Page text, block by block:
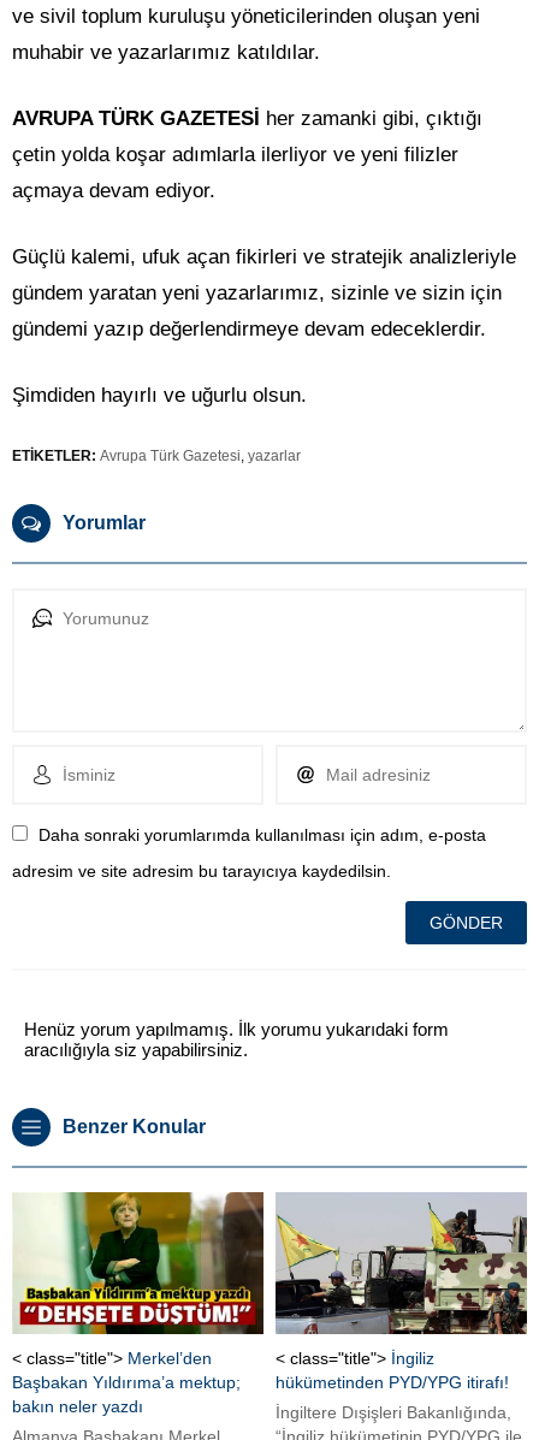
ve sivil toplum kuruluşu yöneticilerinden oluşan yeni
muhabir ve yazarlarımız katıldılar.
AVRUPA TÜRK GAZETESİ her zamanki gibi, çıktığı
çetin yolda koşar adımlarla ilerliyor ve yeni filizler
açmaya devam ediyor.
Güçlü kalemi, ufuk açan fikirleri ve stratejik analizleriyle
gündem yaratan yeni yazarlarımız, sizinle ve sizin için
gündemi yazıp değerlendirmeye devam edeceklerdir.
Şimdiden hayırlı ve uğurlu olsun.
ETİKETLER: Avrupa Türk Gazetesi, yazarlar
Yorumlar
Daha sonraki yorumlarımda kullanılması için adım, e-posta
adresim ve site adresim bu tarayıcıya kaydedilsin.
Henüz yorum yapılmamış. İlk yorumu yukarıdaki form
aracılığıyla siz yapabilirsiniz.
Benzer Konular
< class="title"> Merkel’den
Başbakan Yıldırıma’a mektup;
bakın neler yazdı
Almanya Başbakanı Merkel,
< class="title"> İngiliz
hükümetinden PYD/YPG itirafı!
İngiltere Dışişleri Bakanlığında,
“İngiliz hükümetinin PYD/YPG ile